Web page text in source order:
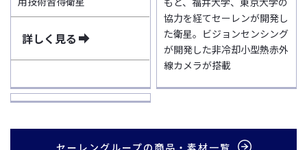
詳しく見る
協力を経てセーレンが開発し
た衛星。ビジョンセンシング
が開発した非冷却小型熱赤外
線カメラが搭載
セーレングループの商品・素材一覧